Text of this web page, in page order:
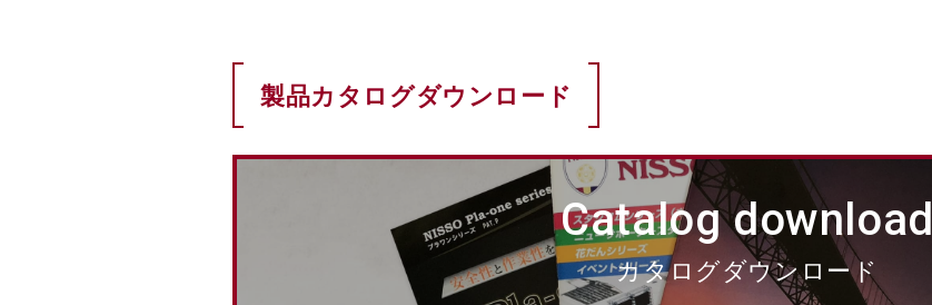
製品カタログダウンロード
Catalog download
カタログダウンロード